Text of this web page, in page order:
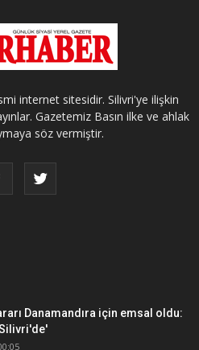
internet sitesidir. Silivri'ye ilişkin
Gazetemiz Basın ilke ve ahlak
söz vermiştir.
Danamandıra için emsal oldu: